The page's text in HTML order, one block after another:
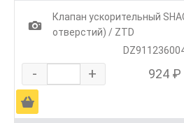
1
Клапан ускорительный
отверстий) / ZTD
- + 924 ₽
Ä